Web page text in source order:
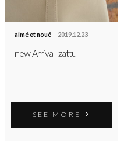
aimé et noué 2019.12.23
new Arrival -zattu-
SEE MORE